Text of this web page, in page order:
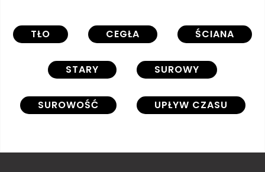
TŁO CEGŁA ŚCIANA
STARY SUROWY
SUROWOŚĆ UPŁYW CZASU